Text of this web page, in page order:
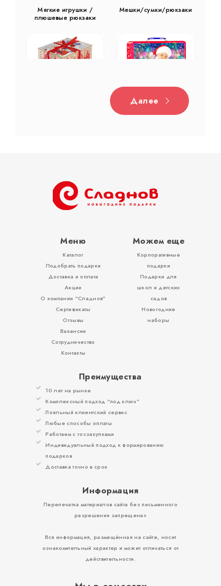
Мягкие игрушки /
плюшевые рюкзаки
Мешки/сумки/рюкзаки
Жестяная
Тубы
Вложения, игры
Далее
Меню
Каталог
Подобрать подарки
Доставка и оплата
Акции
О компании “Сладнов”
Сертификаты
Отзывы
Вакансии
Сотрудничество
Контакты
Можем еще
Корпоративные
подарки
Подарки для
школ и детских
садов
Новогодние
наборы
Преимущества
10 лет на рынке
Комплексный подход “под ключ”
Лояльный клиентский сервис
Любые способы оплаты
Работаем с госзакупками
Индивидуальный подход к формированию
подарков
Доставка точно в срок
Информация
Перепечатка материалов сайта без письменного
разрешения запрещена»
Вся информация, размещённая на сайте, носит
ознакомительный характер и может отличаться от
действительности.